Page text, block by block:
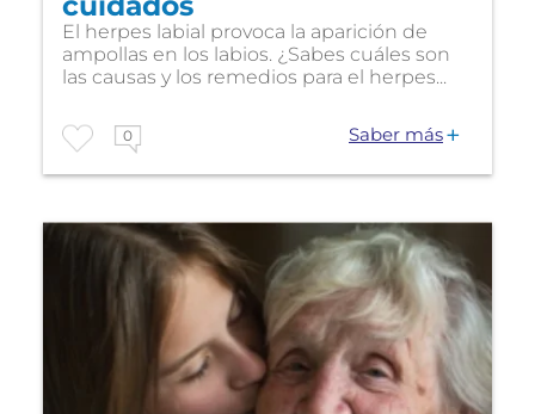
El herpes labial provoca la aparición de
ampollas en los labios. ¿Sabes cuáles son
las causas y los remedios para el herpes...
0 Saber más